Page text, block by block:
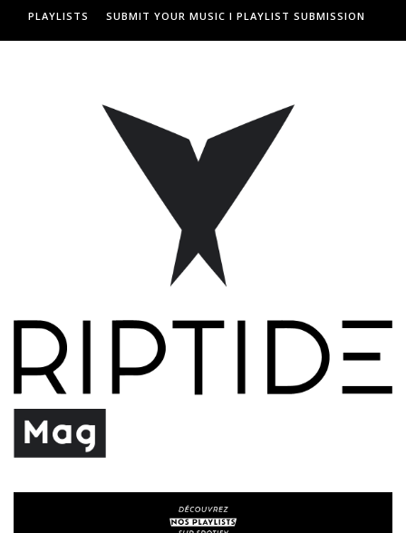
PLAYLISTS SUBMIT YOUR MUSIC I PLAYLIST SUBMISSION